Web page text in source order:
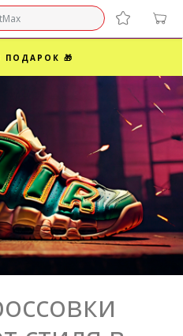
⚡ ВАШ РАЗМЕР
ПОДАРОК 🎁
2-Я ПАРА -50%